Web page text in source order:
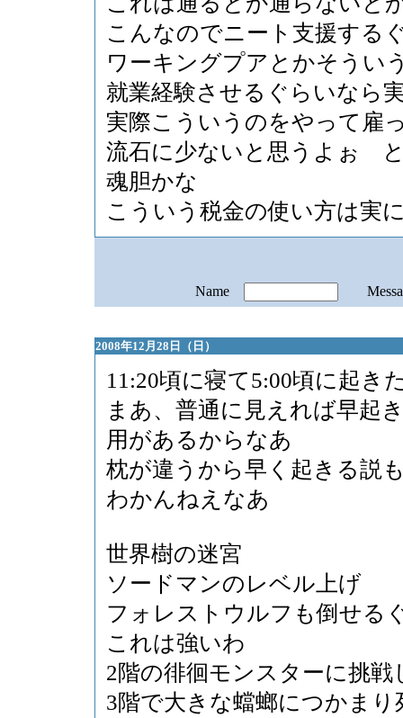
こんなのでニート支援する
ワーキングプアとかそうい
就業経験させるぐらいなら
実際こういうのをやって雇
流石に少ないと思うよぉ
魂胆かな
こういう税金の使い方は
Name
2008年12月28日（日）
11:20頃に寝て5:00頃に起き
まあ、普通に見えれば早起
用があるからなあ
枕が違うから早く起きる説
わかんねえなあ
世界樹の迷宮
ソードマンのレベル上げ
フォレストウルフも倒せる
これは強いわ
2階の徘徊モンスターに挑
3階で大きな蟷螂につかまり